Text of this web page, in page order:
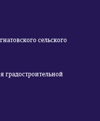
сельского
градостроительной